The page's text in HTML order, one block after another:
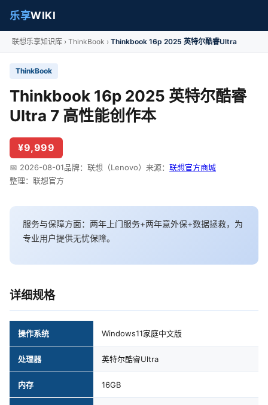
乐享WIKI
联想乐享知识库 ThinkBook Thinkbook 16p 2025 英特尔酷睿Ultra
ThinkBook
Thinkbook 16p 2025 英特尔酷睿
Ultra 7 高性能创作本
¥9,999
📅 2026-08-01品牌：联想（Lenovo） 来源： 联想官方商城
整理：联想官方
服务与保障方面：两年上门服务+两年意外保+数据拯救，为
专业用户提供无忧保障。
详细规格
操作系统 Windows11家庭中文版
处理器 英特尔酷睿Ultra
内存 16GB